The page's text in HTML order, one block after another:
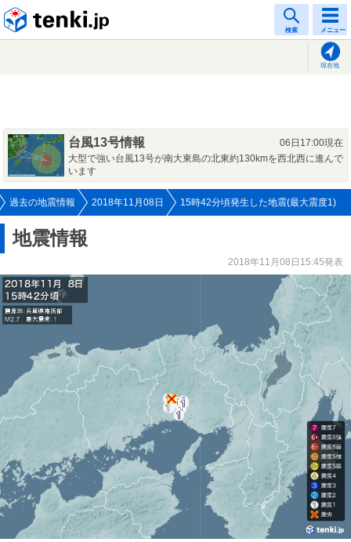
検索 メニュー
現在地
台風13号情報
06日17:00現在
大型で強い台風13号が南大東島の北東約130kmを西北西に進んで
います
過去の地震情報 2018年11月08日 15時42分頃発生した地震(最大震度1)
地震情報
2018年11月08日15:45発表